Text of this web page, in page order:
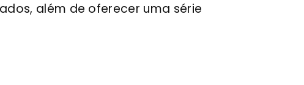
além de oferecer uma série